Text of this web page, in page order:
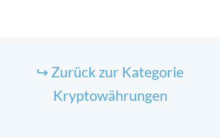
↪ Zurück zur Kategorie
Kryptowährungen